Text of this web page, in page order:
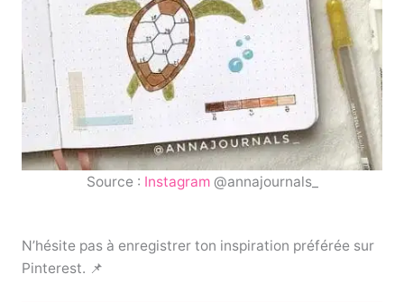
Source : Instagram@annajournals_
N’hésite pas à enregistrer ton inspiration préférée sur
Pinterest. 📌